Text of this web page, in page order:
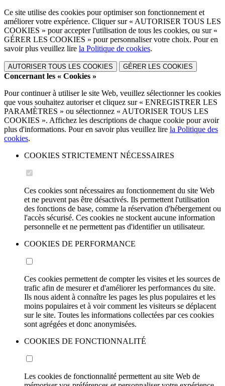
Ce site utilise des cookies pour optimiser son fonctionnement et
améliorer votre expérience. Cliquer sur « AUTORISER TOUS LES
COOKIES » pour accepter l'utilisation de tous les cookies, ou sur «
GÉRER LES COOKIES » pour personnaliser votre choix. Pour en
savoir plus veuillez lire la Politique de cookies.
AUTORISER TOUS LES COOKIES GÉRER LES COOKIES
Concernant les « Cookies »
Pour continuer à utiliser le site Web, veuillez sélectionner les cookies
que vous souhaitez autoriser et cliquez sur « ENREGISTRER LES
PARAMÈTRES » ou sélectionnez « AUTORISER TOUS LES
COOKIES ». Affichez les descriptions de chaque cookie pour avoir
plus d'informations. Pour en savoir plus veuillez lire la Politique des
cookies.
COOKIES STRICTEMENT NÉCESSAIRES
Ces cookies sont nécessaires au fonctionnement du site Web
et ne peuvent pas être désactivés. Ils permettent l'utilisation
des fonctions de base, comme la réservation d'hébergement ou
l'accès sécurisé. Ces cookies ne stockent aucune information
personnelle et ne permettent pas d'identifier un utilisateur.
COOKIES DE PERFORMANCE
Ces cookies permettent de compter les visites et les sources de
trafic afin de mesurer et d'améliorer les performances du site.
Ils nous aident à connaître les pages les plus populaires et les
moins populaires et à voir comment les visiteurs se déplacent
sur le site. Toutes les informations collectées par ces cookies
sont agrégées et donc anonymisées.
COOKIES DE FONCTIONNALITÉ
Les cookies de fonctionnalité permettent au site Web de